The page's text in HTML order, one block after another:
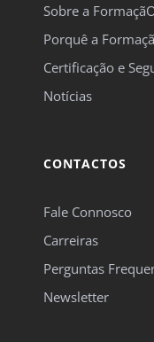
Sobre a
Porquê a
Certificação e
Notícias
CONTACTOS
Fale Connosco
Carreiras
Perguntas
Newsletter